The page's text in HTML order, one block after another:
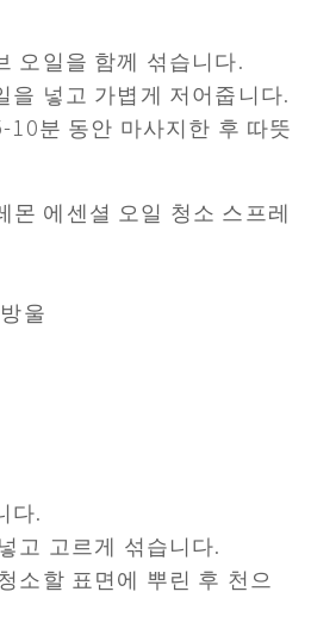
오일을 함께 섞습니다.
을 넣고 가볍게 저어줍니다.
10분 동안 마사지한 후 따뜻
몬 에센셜 오일 청소 스프레
울
다.
고 고르게 섞습니다.
소할 표면에 뿌린 후 천으